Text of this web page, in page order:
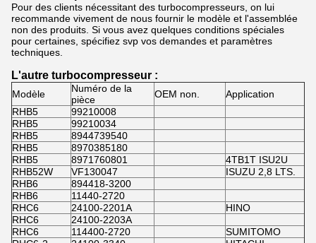
Pour des clients nécessitant des turbocompresseurs, on lui
recommande vivement de nous fournir le modèle et l'assemblée
non des produits. Si vous avez quelques conditions spéciales
pour certaines, spécifiez svp vos demandes et paramètres
techniques.
L'autre turbocompresseur :
Modèle
Numéro de la
pièce
OEM non.
Application
RHB5
99210008
RHB5
99210034
RHB5
8944739540
RHB5
8970385180
RHB5
8971760801
4TB1T ISU2U
RHB52W
VF130047
ISUZU 2,8 LTS.
RHB6
894418-3200
RHB6
11440-2720
RHC6
24100-2201A
HINO
RHC6
24100-2203A
RHC6
114400-2720
SUMITOMO